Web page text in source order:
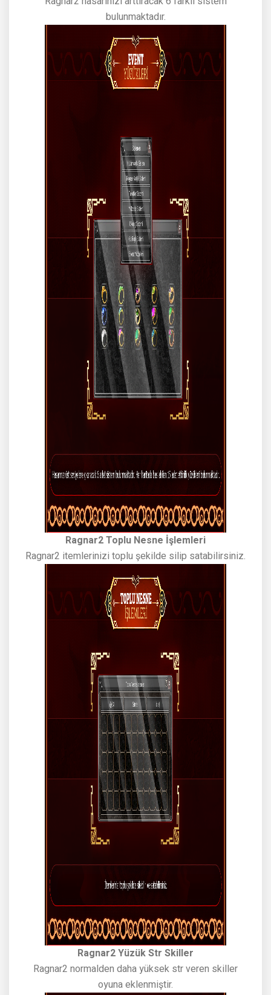
bulunmaktadır.
Ragnar2 Toplu Nesne İşlemleri
Ragnar2 itemlerinizi toplu şekilde silip satabilirsiniz.
Ragnar2 Yüzük Str Skiller
Ragnar2 normalden daha yüksek str veren skiller
oyuna eklenmiştir.